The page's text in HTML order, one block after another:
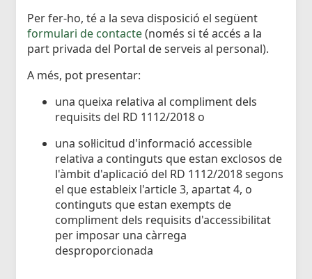
Per fer-ho, té a la seva disposició el següent
formulari de contacte(només si té accés a la
part privada del Portal de serveis al personal).
A més, pot presentar:
una queixa relativa al compliment dels
requisits del RD 1112/2018 o
una sol·licitud d'informació accessible
relativa a continguts que estan exclosos de
l'àmbit d'aplicació del RD 1112/2018 segons
el que estableix l'article 3, apartat 4, o
continguts que estan exempts de
compliment dels requisits d'accessibilitat
per imposar una càrrega
desproporcionada